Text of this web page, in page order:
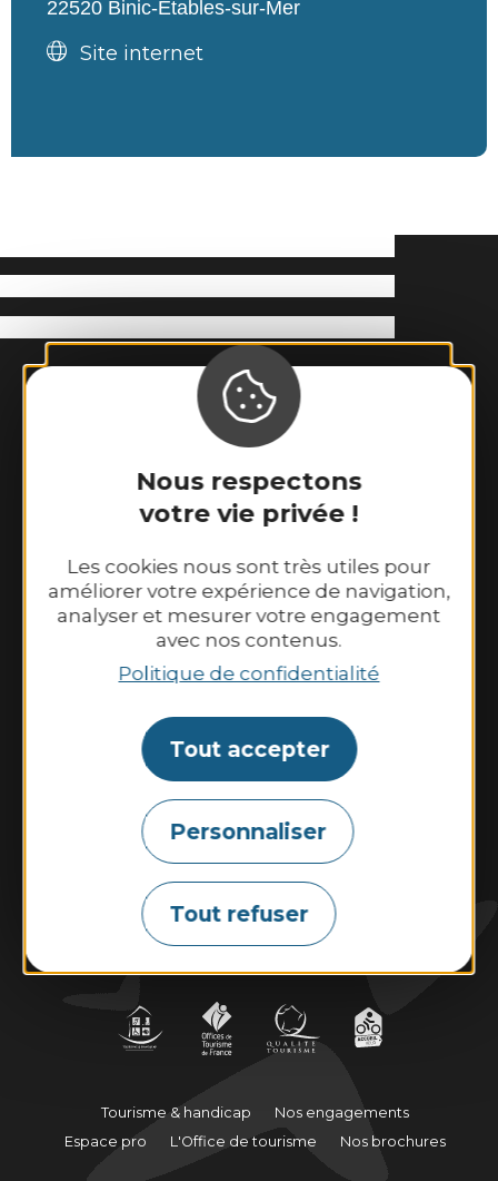
Nous respectons
votre vie privée !
Les cookies nous sont très utiles pour
améliorer votre expérience de navigation,
analyser et mesurer votre engagement
avec nos contenus.
Politique de confidentialité
Tout accepter
Personnaliser
Tout refuser
22520 Binic-Étables-sur-Mer
Site internet
6 place Le Pomellec
22520 Binic-Etables sur Mer
Tél. 02 96 73 60 12
Du lundi au samedi : 9h30–13h00 et
14h00–18h30.
Dimanche et jours fériés : 10h00–13h00 et
Contactez-nous
Marées Météo
Tourisme & handicap
Nos engagements
Espace pro
L'Office de tourisme Nos brochures